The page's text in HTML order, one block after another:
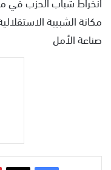
مكانة الشبيبة
صناعة الأمل